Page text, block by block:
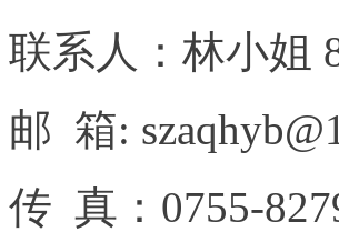
联系人：林小姐
邮 箱:
传 真：0755-